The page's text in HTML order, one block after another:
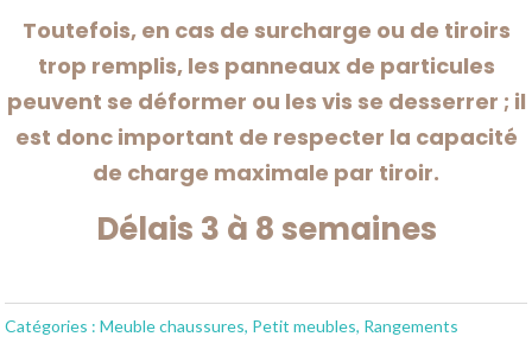
Toutefois, en cas de surcharge ou de tiroirs
trop remplis, les panneaux de particules
peuvent se déformer ou les vis se desserrer ; il
est donc important de respecter la capacité
de charge maximale par tiroir.
Délais 3 à 8 semaines
Catégories :Meuble chaussures, Petit meubles, Rangements